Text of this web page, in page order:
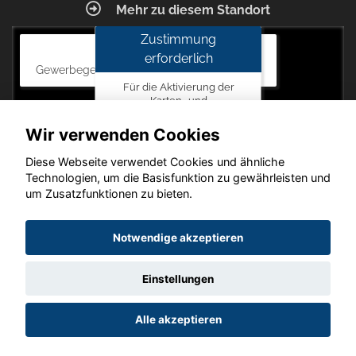
Mehr zu diesem Standort
Autohaus Blunck
Gewerbegebiet am Mastweg 7, 18356 Barth
Zustimmung
erforderlich
Für die Aktivierung der
Karten- und
Zustimmung zu den
Datenschutzrichtlinien vom
Drittanbieter Google LLC
erforderlich.
Zustimmen
und
aktivieren
Copyright © 2026. Autohaus Blunck
Datenschutz Impressum AGB
AGB (Teile)
AGB (Gebrauchtwagen) Widerruf
Wir verwenden Cookies
Diese Webseite verwendet Cookies und ähnliche
Technologien, um die Basisfunktion zu gewährleisten und
um Zusatzfunktionen zu bieten.
Notwendige akzeptieren
Einstellungen
Alle akzeptieren